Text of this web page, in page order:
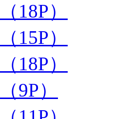
（18P）
（15P）
（18P）
（9P）